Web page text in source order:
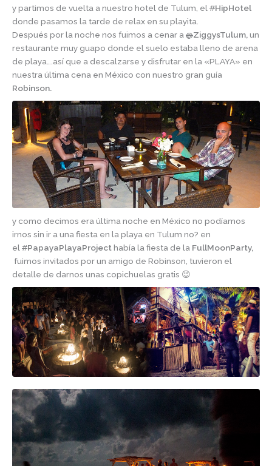
y partimos de vuelta a nuestro hotel de Tulum, el #HipHotel
donde pasamos la tarde de relax en su playita.
Después por la noche nos fuimos a cenar a @ZiggysTulum, un
restaurante muy guapo donde el suelo estaba lleno de arena
de playa….así que a descalzarse y disfrutar en la «PLAYA» en
nuestra última cena en México con nuestro gran guía
Robinson.
y como decimos era última noche en México no podíamos
irnos sin ir a una fiesta en la playa en Tulum no? en
el #PapayaPlayaProject había la fiesta de la FullMoonParty,
fuimos invitados por un amigo de Robinson, tuvieron el
detalle de darnos unas copichuelas gratis 😉